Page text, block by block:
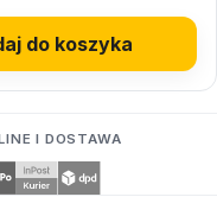
do koszyka
I DOSTAWA